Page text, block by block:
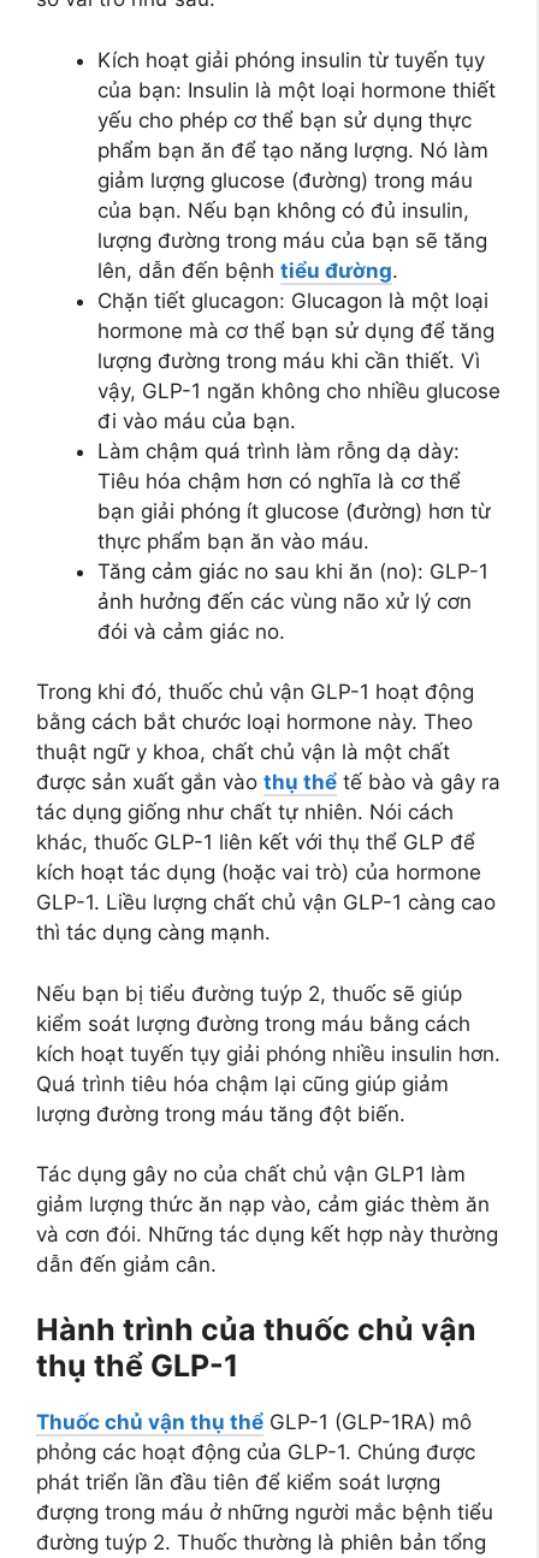
Kích hoạt giải phóng insulin từ tuyến tụy
của bạn: Insulin là một loại hormone thiết
yếu cho phép cơ thể bạn sử dụng thực
phẩm bạn ăn để tạo năng lượng. Nó làm
giảm lượng glucose (đường) trong máu
của bạn. Nếu bạn không có đủ insulin,
lượng đường trong máu của bạn sẽ tăng
lên, dẫn đến bệnh tiểu đường.
Chặn tiết glucagon: Glucagon là một loại
hormone mà cơ thể bạn sử dụng để tăng
lượng đường trong máu khi cần thiết. Vì
vậy, GLP-1 ngăn không cho nhiều glucose
đi vào máu của bạn.
Làm chậm quá trình làm rỗng dạ dày:
Tiêu hóa chậm hơn có nghĩa là cơ thể
bạn giải phóng ít glucose (đường) hơn từ
thực phẩm bạn ăn vào máu.
Tăng cảm giác no sau khi ăn (no): GLP-1
ảnh hưởng đến các vùng não xử lý cơn
đói và cảm giác no.
Trong khi đó, thuốc chủ vận GLP-1 hoạt động
bằng cách bắt chước loại hormone này. Theo
thuật ngữ y khoa, chất chủ vận là một chất
được sản xuất gắn vào thụ thể tế bào và gây ra
tác dụng giống như chất tự nhiên. Nói cách
khác, thuốc GLP-1 liên kết với thụ thể GLP để
kích hoạt tác dụng (hoặc vai trò) của hormone
GLP-1. Liều lượng chất chủ vận GLP-1 càng cao
thì tác dụng càng mạnh.
Nếu bạn bị tiểu đường tuýp 2, thuốc sẽ giúp
kiểm soát lượng đường trong máu bằng cách
kích hoạt tuyến tụy giải phóng nhiều insulin hơn.
Quá trình tiêu hóa chậm lại cũng giúp giảm
lượng đường trong máu tăng đột biến.
Tác dụng gây no của chất chủ vận GLP1 làm
giảm lượng thức ăn nạp vào, cảm giác thèm ăn
và cơn đói. Những tác dụng kết hợp này thường
dẫn đến giảm cân.
Hành trình của thuốc chủ vận
thụ thể GLP-1
Thuốc chủ vận thụ thể GLP-1 (GLP-1RA) mô
phỏng các hoạt động của GLP-1. Chúng được
phát triển lần đầu tiên để kiểm soát lượng
đượng trong máu ở những người mắc bệnh tiểu
đường tuýp 2. Thuốc thường là phiên bản tổng